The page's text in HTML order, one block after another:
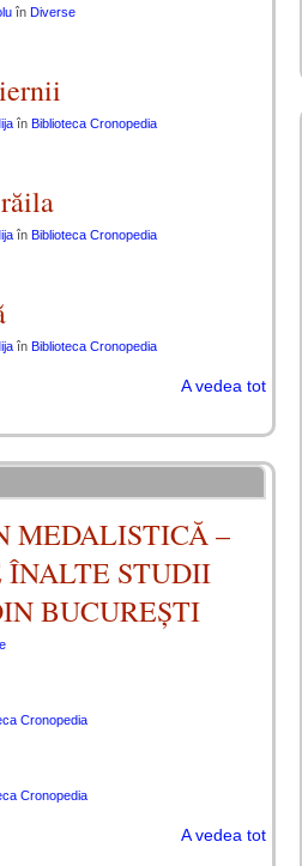
în Diverse
în Biblioteca Cronopedia
în Biblioteca Cronopedia
în Biblioteca Cronopedia
A vedea tot
MEDALISTICĂ –
STUDII
BUCUREȘTI
Cronopedia
Cronopedia
A vedea tot